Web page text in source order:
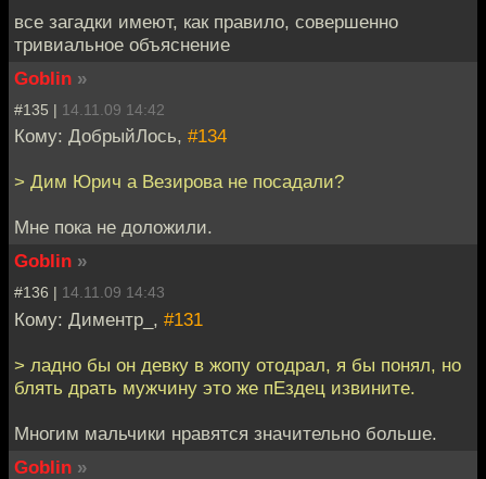
все загадки имеют, как правило, совершенно
тривиальное объяснение
Goblin »
#135 | 14.11.09 14:42
Кому: ДобрыйЛось, #134
> Дим Юрич а Везирова не посадали?
Мне пока не доложили.
Goblin »
#136 | 14.11.09 14:43
Кому: Диментр_, #131
> ладно бы он девку в жопу отодрал, я бы понял, но
блять драть мужчину это же пЕздец извините.
Многим мальчики нравятся значительно больше.
Goblin »